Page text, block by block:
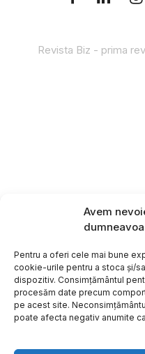
Avem
Pentru a oferi cele mai bune
cookie-urile pentru a stoca și/
dispozitiv. Consimțământul
procesăm date precum
pe acest site.
poate afecta negativ anumite
Revista Biz - prima